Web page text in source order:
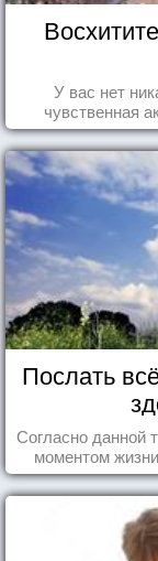
У вас нет
чувственная
Послать
Согласно данной
моментом
попробуем